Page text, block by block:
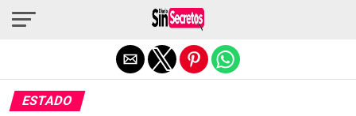
ESTADO
Salir de la versión móvil